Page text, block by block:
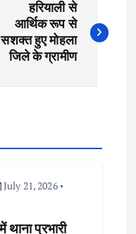
हरियाली से
आर्थिक रूप से
सशक्त हुए मोहला
जिले के ग्रामीण
July 21, 2026
प्रभारी